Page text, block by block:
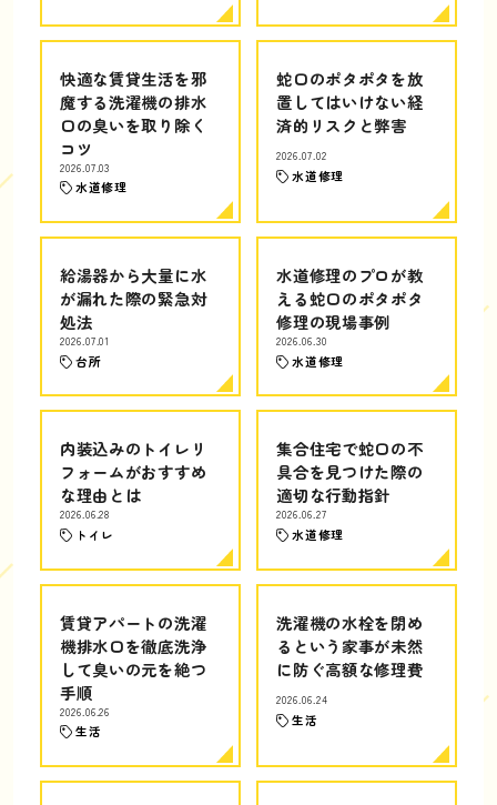
快適な賃貸生活を邪
魔する洗濯機の排水
口の臭いを取り除く
コツ
2026.07.03
水道修理
蛇口のポタポタを放
置してはいけない経
済的リスクと弊害
2026.07.02
水道修理
給湯器から大量に水
が漏れた際の緊急対
処法
2026.07.01
台所
水道修理のプロが教
える蛇口のポタポタ
修理の現場事例
2026.06.30
水道修理
内装込みのトイレリ
フォームがおすすめ
な理由とは
2026.06.28
トイレ
集合住宅で蛇口の不
具合を見つけた際の
適切な行動指針
2026.06.27
水道修理
賃貸アパートの洗濯
機排水口を徹底洗浄
して臭いの元を絶つ
手順
2026.06.26
生活
洗濯機の水栓を閉め
るという家事が未然
に防ぐ高額な修理費
2026.06.24
生活